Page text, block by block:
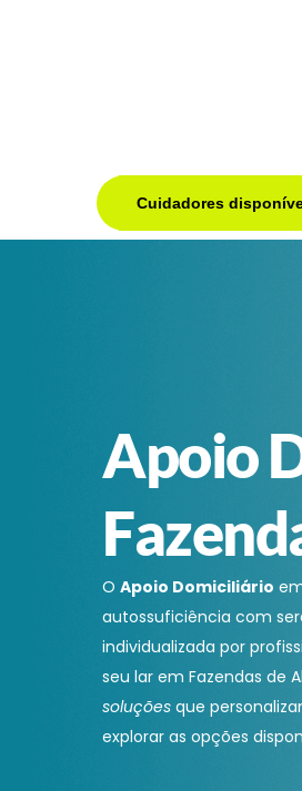
Cuidadores
Apoio
O Apoio Domiciliário
autossuficiência com
individualizada por
seu lar em Fazendas de
soluções que
explorar as opções